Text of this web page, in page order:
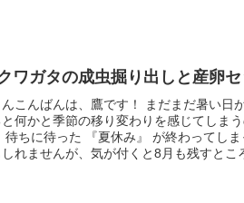
ワガタの成虫掘り出しと産卵
こんばんは、鷹です！ まだまだ暑い日
何かと季節の移り変わりを感じてしま
待ちに待った 『夏休み』 が終わってし
れませんが、気が付くと8月も残すとこ